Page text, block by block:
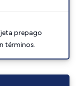
prepago
términos.